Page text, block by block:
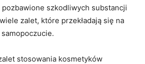
szkodliwych substancji
zalet, które przekładają się ⁤na
stosowania kosmetyków